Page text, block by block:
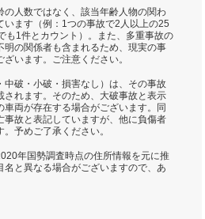
の人数ではなく、該当年齢人物の関わ
います（例：1つの事故で2人以上の25
も1件とカウント）。また、多重事故の
明の関係者も含まれるため、現実の事
います。ご注意ください。
中破・小破・損害なし）は、その事故
されます。そのため、大破事故と表示
車両が存在する場合がございます。同
事故と表記していますが、他に負傷者
予めご了承ください。
年国勢調査時点の住所情報を元に推
名と異なる場合がございますので、あ